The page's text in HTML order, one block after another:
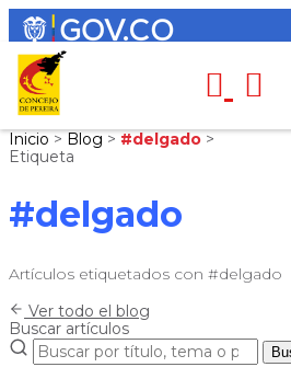
Inicio > Blog > #delgado >
Etiqueta
#delgado
Artículos etiquetados con #delgado
Ver todo el blog
Buscar artículos